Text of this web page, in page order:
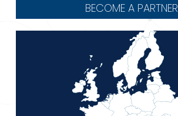
BECOME A PARTNER